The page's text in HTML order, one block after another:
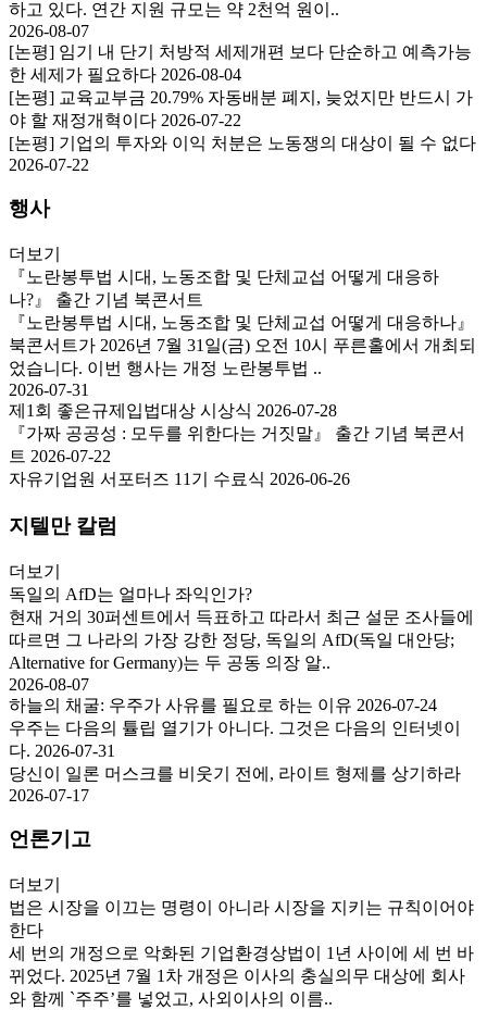
하고 있다. 연간 지원 규모는 약 2천억 원이..
2026-08-07
[논평] 임기 내 단기 처방적 세제개편 보다 단순하고 예측가능
한 세제가 필요하다 2026-08-04
[논평] 교육교부금 20.79% 자동배분 폐지, 늦었지만 반드시 가
야 할 재정개혁이다 2026-07-22
[논평] 기업의 투자와 이익 처분은 노동쟁의 대상이 될 수 없다
2026-07-22
행사
더보기
『노란봉투법 시대, 노동조합 및 단체교섭 어떻게 대응하
나?』 출간 기념 북콘서트
『노란봉투법 시대, 노동조합 및 단체교섭 어떻게 대응하나』
북콘서트가 2026년 7월 31일(금) 오전 10시 푸른홀에서 개최되
었습니다. 이번 행사는 개정 노란봉투법 ..
2026-07-31
제1회 좋은규제입법대상 시상식 2026-07-28
『가짜 공공성 : 모두를 위한다는 거짓말』 출간 기념 북콘서
트 2026-07-22
자유기업원 서포터즈 11기 수료식 2026-06-26
지텔만 칼럼
더보기
독일의 AfD는 얼마나 좌익인가?
현재 거의 30퍼센트에서 득표하고 따라서 최근 설문 조사들에
따르면 그 나라의 가장 강한 정당, 독일의 AfD(독일 대안당;
Alternative for Germany)는 두 공동 의장 알..
2026-08-07
하늘의 채굴: 우주가 사유를 필요로 하는 이유 2026-07-24
우주는 다음의 튤립 열기가 아니다. 그것은 다음의 인터넷이
다. 2026-07-31
당신이 일론 머스크를 비웃기 전에, 라이트 형제를 상기하라
2026-07-17
언론기고
더보기
법은 시장을 이끄는 명령이 아니라 시장을 지키는 규칙이어야
한다
세 번의 개정으로 악화된 기업환경상법이 1년 사이에 세 번 바
뀌었다. 2025년 7월 1차 개정은 이사의 충실의무 대상에 회사
와 함께 `주주’를 넣었고, 사외이사의 이름..